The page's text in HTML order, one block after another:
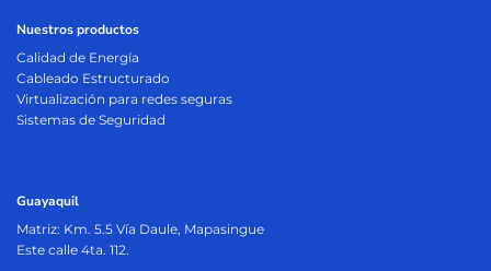
Nuestros productos
Calidad de Energía
Cableado Estructurado
Virtualización para redes seguras
Sistemas de Seguridad
Guayaquil
Matriz: Km. 5.5 Vía Daule, Mapasingue
Este calle 4ta. 112.